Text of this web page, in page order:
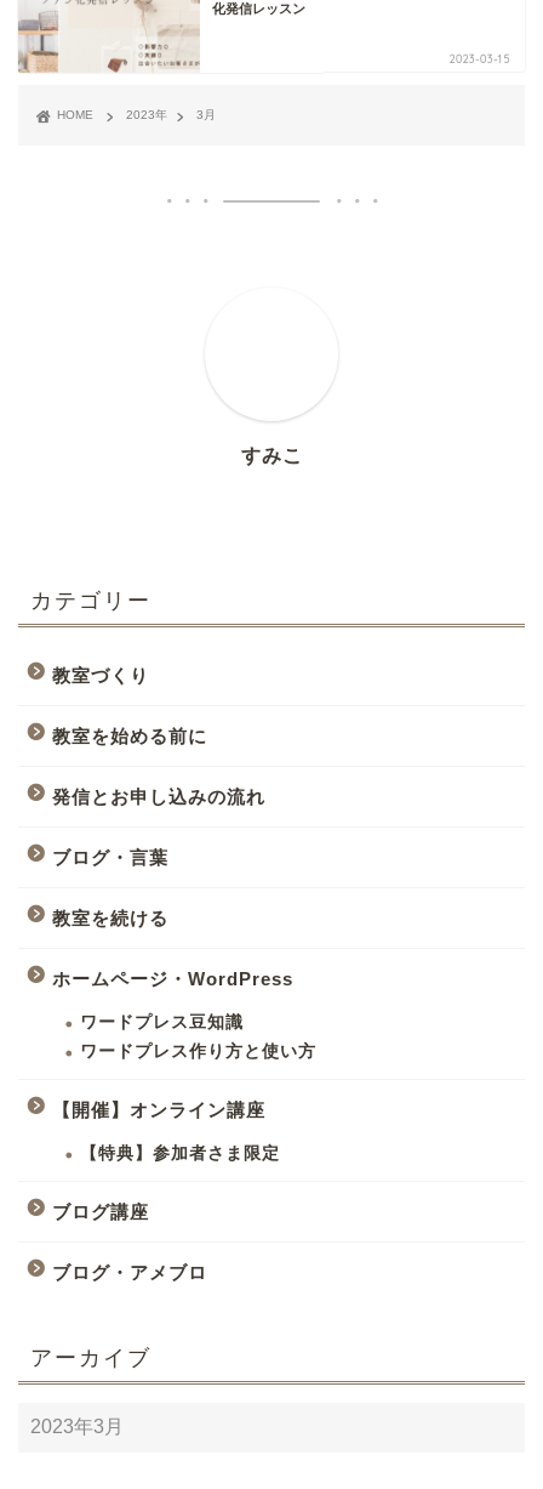
化発信レッスン
2023-03-15
HOME 2023年 3月
すみこ
カテゴリー
教室づくり
教室を始める前に
発信とお申し込みの流れ
ブログ・言葉
教室を続ける
ホームページ・WordPress
ワードプレス豆知識
ワードプレス作り方と使い方
【開催】オンライン講座
【特典】参加者さま限定
ブログ講座
ブログ・アメブロ
アーカイブ